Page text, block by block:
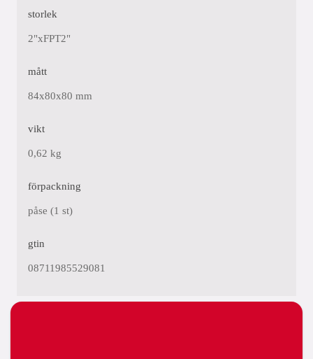
storlek
2"xFPT2"
mått
84x80x80 mm
vikt
0,62 kg
förpackning
påse (1 st)
gtin
08711985529081